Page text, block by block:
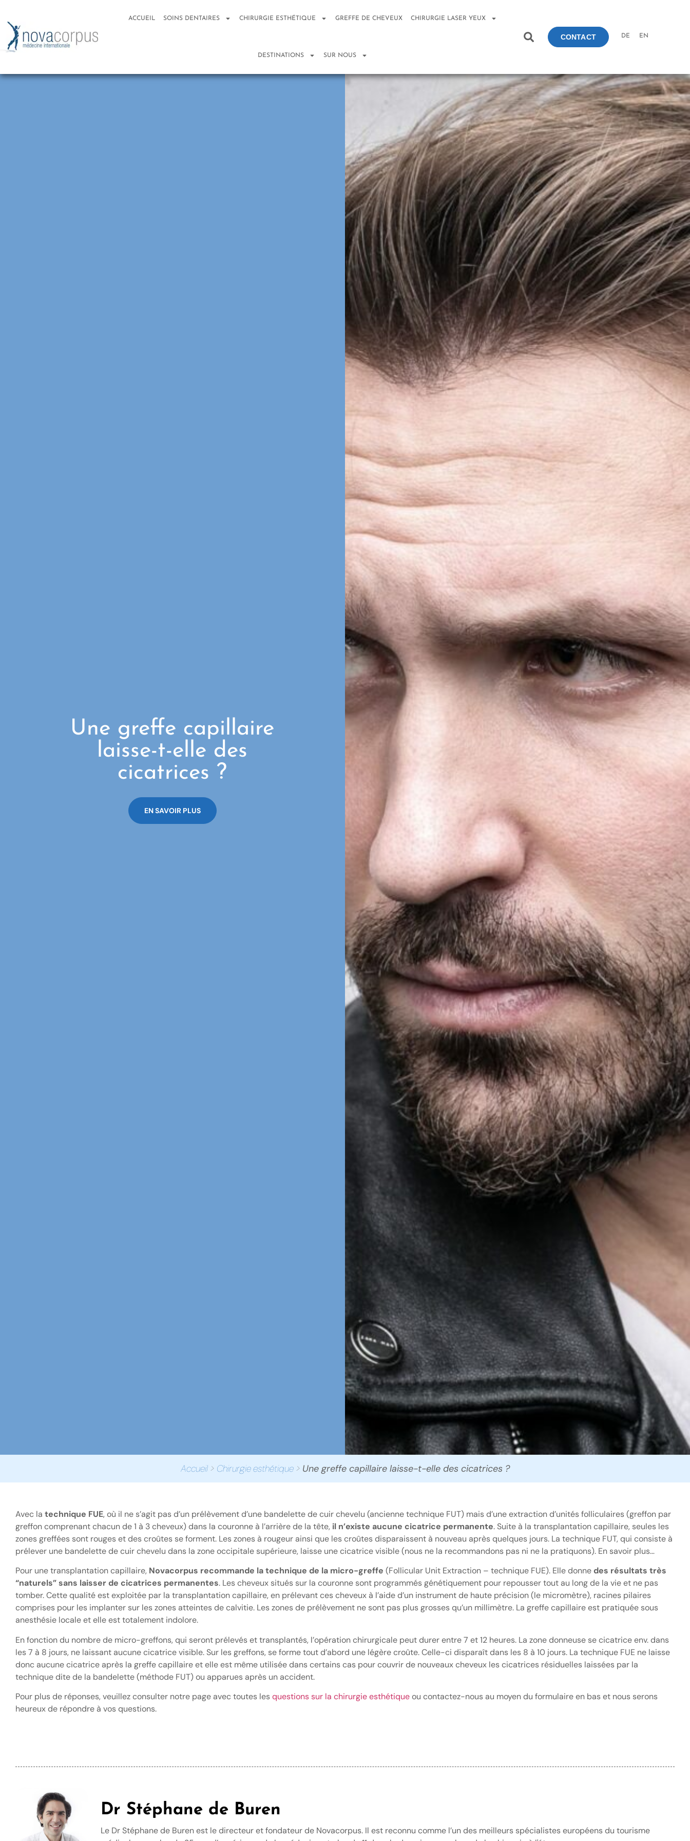
ACCUEIL SOINS DENTAIRES CHIRURGIE ESTHÉTIQUE GREFFE DE CHEVEUX CHIRURGIE LASER YEUX
DESTINATIONS SUR NOUS
CONTACT DE EN
Une greffe capillaire
laisse-t-elle des
cicatrices ?
EN SAVOIR PLUS
Accueil> Chirurgie esthétique> Une greffe capillaire laisse-t-elle des cicatrices ?
Avec la technique FUE, où il ne s’agit pas d’un prélèvement d’une bandelette de cuir chevelu (ancienne technique FUT) mais d’une extraction d’unités folliculaires (greffon par
greffon comprenant chacun de 1 à 3 cheveux) dans la couronne à l’arrière de la tête, il n’existe aucune cicatrice permanente. Suite à la transplantation capillaire, seules les
zones greffées sont rouges et des croûtes se forment. Les zones à rougeur ainsi que les croûtes disparaissent à nouveau après quelques jours. La technique FUT, qui consiste à
prélever une bandelette de cuir chevelu dans la zone occipitale supérieure, laisse une cicatrice visible (nous ne la recommandons pas ni ne la pratiquons). En savoir plus…
Pour une transplantation capillaire, Novacorpus recommande la technique de la micro-greffe (Follicular Unit Extraction – technique FUE). Elle donne des résultats très
“naturels” sans laisser de cicatrices permanentes. Les cheveux situés sur la couronne sont programmés génétiquement pour repousser tout au long de la vie et ne pas
tomber. Cette qualité est exploitée par la transplantation capillaire, en prélevant ces cheveux à l’aide d’un instrument de haute précision (le micromètre), racines pilaires
comprises pour les implanter sur les zones atteintes de calvitie. Les zones de prélèvement ne sont pas plus grosses qu’un millimètre. La greffe capillaire est pratiquée sous
anesthésie locale et elle est totalement indolore.
En fonction du nombre de micro-greffons, qui seront prélevés et transplantés, l’opération chirurgicale peut durer entre 7 et 12 heures. La zone donneuse se cicatrice env. dans
les 7 à 8 jours, ne laissant aucune cicatrice visible. Sur les greffons, se forme tout d’abord une légère croûte. Celle-ci disparaît dans les 8 à 10 jours. La technique FUE ne laisse
donc aucune cicatrice après la greffe capillaire et elle est même utilisée dans certains cas pour couvrir de nouveaux cheveux les cicatrices résiduelles laissées par la
technique dite de la bandelette (méthode FUT) ou apparues après un accident.
Pour plus de réponses, veuillez consulter notre page avec toutes lesquestions sur la chirurgie esthétiqueou contactez-nous au moyen du formulaire en bas et nous serons
heureux de répondre à vos questions.
Dr Stéphane de Buren
Le Dr Stéphane de Buren est le directeur et fondateur de Novacorpus. Il est reconnu comme l’un des meilleurs spécialistes européens du tourisme